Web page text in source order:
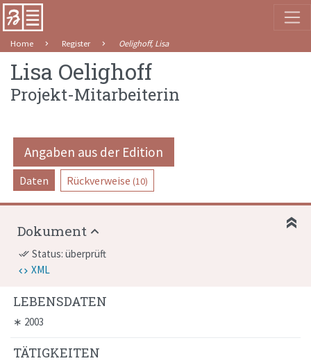
Home Register Oelighoff, Lisa
Lisa Oelighoff
Projekt-Mitarbeiterin
Angaben aus der Edition
Daten Rückverweise (10)
LEBENSDATEN
∗ 2003
TÄTIGKEITEN
Dokument
done_all Status: überprüft
XML